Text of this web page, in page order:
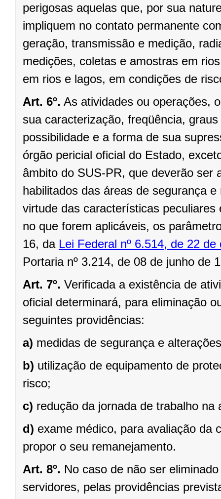
perigosas aquelas que, por sua
impliquem no contato permanente
geração, transmissão e medição,
medições, coletas e amostras em
em rios e lagos, em condições de
Art. 6º. As atividades ou operações,
sua caracterização, freqüência,
possibilidade e a forma de sua
órgão pericial oficial do Estado,
âmbito do SUS-PR, que deverão ser
habilitados das áreas de segurança
virtude das características
no que forem aplicáveis, os
16, da Lei Federal nº 6.514, de 22
Portaria nº 3.214, de 08 de junho de
Art. 7º. Verificada a existência de
oficial determinará, para eliminação
seguintes providências:
a) medidas de segurança e
b) utilização de equipamento de
risco;
c) redução da jornada de trabalho na
d) exame médico, para avaliação da
propor o seu remanejamento.
Art. 8º. No caso de não ser
servidores, pelas providências